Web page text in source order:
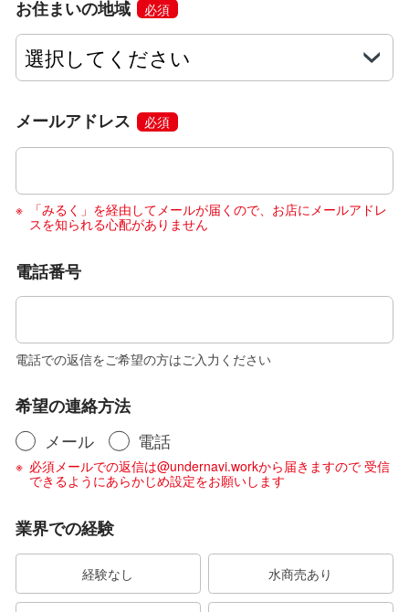
お住まいの地域 必須
メールアドレス 必須
「みるく」を経由してメールが届くので、お店にメールアドレ
スを知られる心配がありません
電話番号
電話での返信をご希望の方はご入力ください
希望の連絡方法
メール
電話
必須メールでの返信は@undernavi.workから届きますので 受信
できるようにあらかじめ設定をお願いします
業界での経験
経験なし 水商売あり